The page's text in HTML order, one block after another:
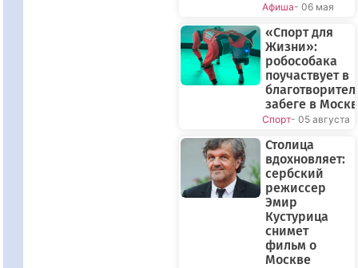
Афиша- 06 мая
«Спорт для
Жизни»:
робособака
поучаствует в
забеге в
Спорт- 05 августа
Столица
вдохновляет:
сербский
режиссер
Эмир
Кустурица
снимет
фильм о
Москве